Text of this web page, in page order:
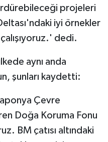
projeleri
iyi örnekler
dedi.
aynı anda
şunları kaydetti:
Çevre
Doğa Koruma Fonu
BM çatısı altındaki